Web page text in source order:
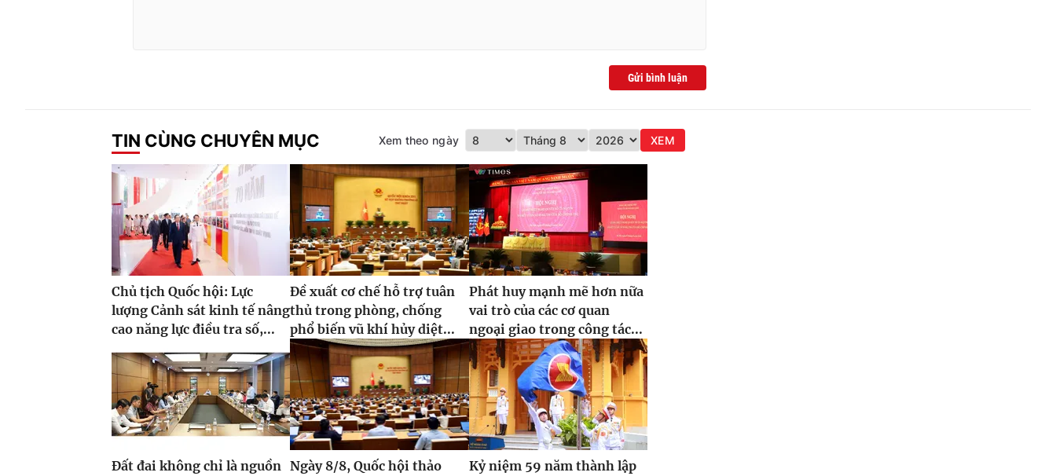
Gửi bình luận
TIN CÙNG CHUYÊN MỤC Xem theo ngày XEM
Chủ tịch Quốc hội: Lực
lượng Cảnh sát kinh tế nâng
cao năng lực điều tra số,...
Đề xuất cơ chế hỗ trợ tuân
thủ trong phòng, chống
phổ biến vũ khí hủy diệt...
Phát huy mạnh mẽ hơn nữa
vai trò của các cơ quan
ngoại giao trong công tác...
Đất đai không chỉ là nguồn Ngày 8/8, Quốc hội thảo
Kỷ niệm 59 năm thành lập